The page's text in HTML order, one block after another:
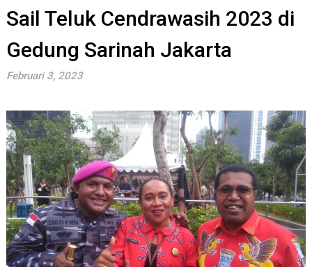
Sail Teluk Cendrawasih 2023 di
Gedung Sarinah Jakarta
Februari 3, 2023